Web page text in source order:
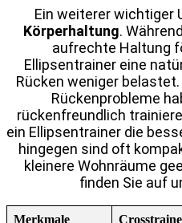
Ein weiterer wichtiger
Körperhaltung.
aufrechte Haltung
Ellipsentrainer eine
Rücken weniger
Rückenprobleme
rückenfreundlich
ein Ellipsentrainer die
hingegen sind oft
kleinere Wohnräume
finden Sie auf
Merkmale